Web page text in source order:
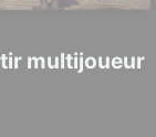
tir multijoueur